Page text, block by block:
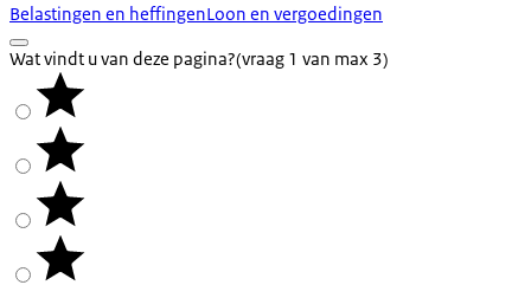
Belastingen en heffingenLoon en vergoedingen
Wat vindt u van deze pagina?(vraag 1 van max 3)